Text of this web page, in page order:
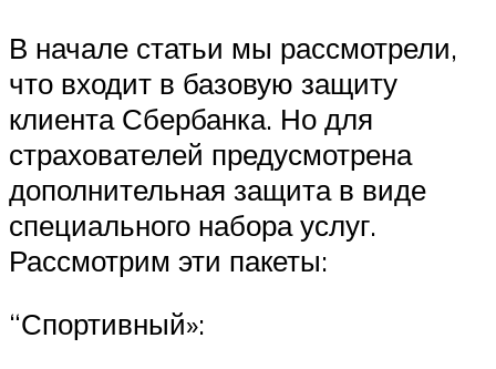
В начале статьи мы рассмотрели,
что входит в базовую защиту
клиента Сбербанка. Но для
страхователей предусмотрена
дополнительная защита в виде
специального набора услуг.
Рассмотрим эти пакеты:
“Спортивный»: